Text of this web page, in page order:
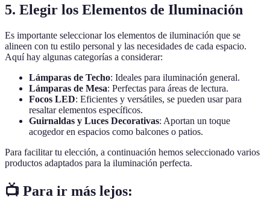
5. Elegir los Elementos de Iluminación
Es importante seleccionar los elementos de iluminación que se
alineen con tu estilo personal y las necesidades de cada espacio.
Aquí hay algunas categorías a considerar:
Lámparas de Techo: Ideales para iluminación general.
Lámparas de Mesa: Perfectas para áreas de lectura.
Focos LED: Eficientes y versátiles, se pueden usar para
resaltar elementos específicos.
Guirnaldas y Luces Decorativas: Aportan un toque
acogedor en espacios como balcones o patios.
Para facilitar tu elección, a continuación hemos seleccionado varios
productos adaptados para la iluminación perfecta.
📺 Para ir más lejos: